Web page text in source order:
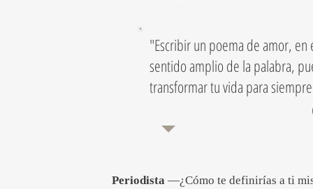
"Escribir un poema de amor, en
sentido amplio de la palabra,
transformar tu vida para
Periodista —¿Cómo te definirías a ti